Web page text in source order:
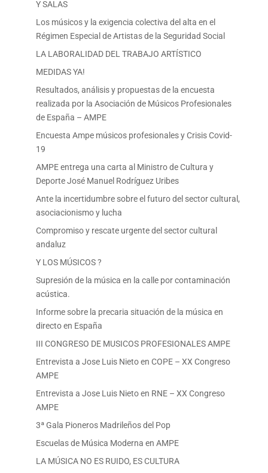
Y SALAS
Los músicos y la exigencia colectiva del alta en el
Régimen Especial de Artistas de la Seguridad Social
LA LABORALIDAD DEL TRABAJO ARTÍSTICO
MEDIDAS YA!
Resultados, análisis y propuestas de la encuesta
realizada por la Asociación de Músicos Profesionales
de España – AMPE
Encuesta Ampe músicos profesionales y Crisis Covid-
19
AMPE entrega una carta al Ministro de Cultura y
Deporte José Manuel Rodríguez Uribes
Ante la incertidumbre sobre el futuro del sector cultural,
asociacionismo y lucha
Compromiso y rescate urgente del sector cultural
andaluz
Y LOS MÚSICOS ?
Supresión de la música en la calle por contaminación
acústica.
Informe sobre la precaria situación de la música en
directo en España
III CONGRESO DE MUSICOS PROFESIONALES AMPE
Entrevista a Jose Luis Nieto en COPE – XX Congreso
AMPE
Entrevista a Jose Luis Nieto en RNE – XX Congreso
AMPE
3ª Gala Pioneros Madrileños del Pop
Escuelas de Música Moderna en AMPE
LA MÚSICA NO ES RUIDO, ES CULTURA